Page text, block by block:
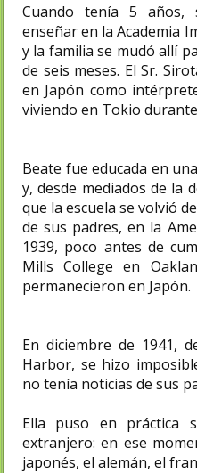
Cuando tenía 5
enseñar en la Academia
y la familia se mudó allí
de seis meses. El Sr.
en Japón como
viviendo en Tokio
Beate fue educada en
y, desde mediados de la
que la escuela se volvió
de sus padres, en la
1939, poco antes de
Mills College en
permanecieron en Japón.
En diciembre de 1941,
Harbor, se hizo
no tenía noticias de sus
Ella puso en práctica
extranjero: en ese
japonés, el alemán, el